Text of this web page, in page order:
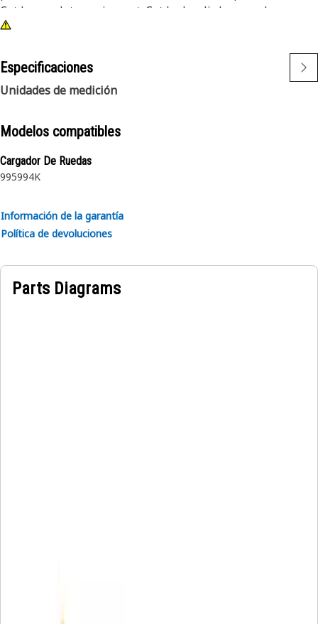
Cat heavy-duty equipment. Cat hydraulic hose and
couplings are subjected to the most rigorous testing
combination is tested as a system to ensure a perfect fit
that yields maximum safety and dependability.
Especificaciones
Unidades de medición
Modelos compatibles
Cargador De Ruedas
995994K
Información de la garantía
Política de devoluciones
Parts Diagrams